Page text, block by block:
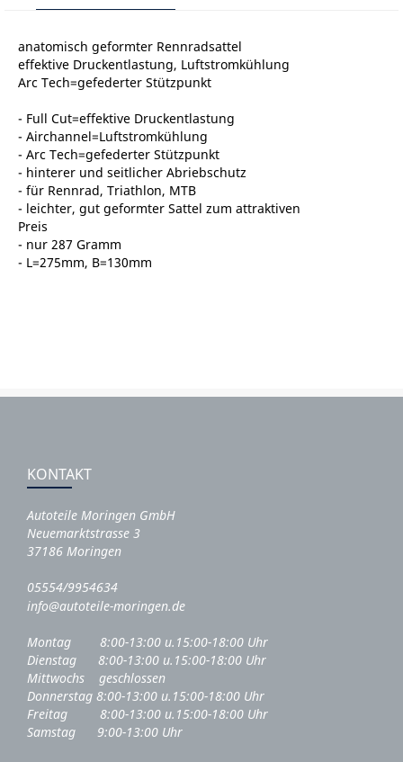
anatomisch geformter Rennradsattel
effektive Druckentlastung, Luftstromkühlung
Arc Tech=gefederter Stützpunkt
- Full Cut=effektive Druckentlastung
- Airchannel=Luftstromkühlung
- Arc Tech=gefederter Stützpunkt
- hinterer und seitlicher Abriebschutz
- für Rennrad, Triathlon, MTB
- leichter, gut geformter Sattel zum attraktiven
Preis
- nur 287 Gramm
- L=275mm, B=130mm
KONTAKT
Autoteile Moringen GmbH
Neuemarktstrasse 3
37186 Moringen
05554/9954634
info@autoteile-moringen.de
Montag 8:00-13:00 u.15:00-18:00 Uhr
Dienstag 8:00-13:00 u.15:00-18:00 Uhr
Mittwochs geschlossen
Donnerstag 8:00-13:00 u.15:00-18:00 Uhr
Freitag 8:00-13:00 u.15:00-18:00 Uhr
Samstag 9:00-13:00 Uhr